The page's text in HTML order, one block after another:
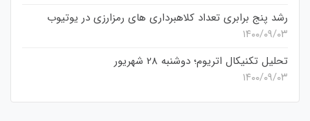
رشد پنج برابری تعداد کلاهبرداری های رمزارزی در یوتیوب
۱۴۰۰/۰۹/۰۳
تحلیل تکنیکال اتریوم؛ دوشنبه 28 شهریور
۱۴۰۰/۰۹/۰۳